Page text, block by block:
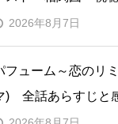
2026年8月7日
フューム～恋のリ
) 全話あらすじと